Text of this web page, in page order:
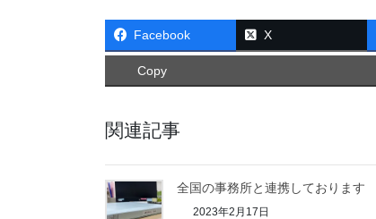
Facebook X
Copy
関連記事
全国の事務所と連携しております
2023年2月17日